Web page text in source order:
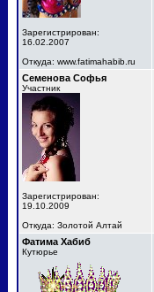
Зарегистрирован:
16.02.2007
Откуда: www.fatimahabib.ru
Семенова Софья
Участник
Зарегистрирован:
19.10.2009
Откуда: Золотой Алтай
Фатима Хабиб
Кутюрье